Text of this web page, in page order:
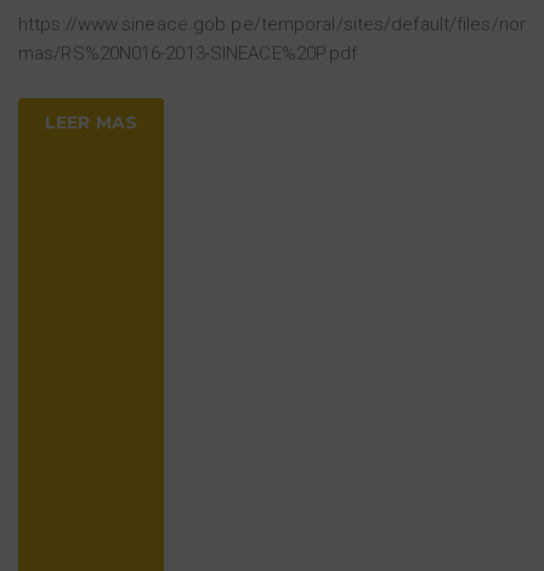
https://www.sineace.gob.pe/temporal/sites/default/files/nor
mas/RS%20N016-2013-SINEACE%20P.pdf
LEER MAS